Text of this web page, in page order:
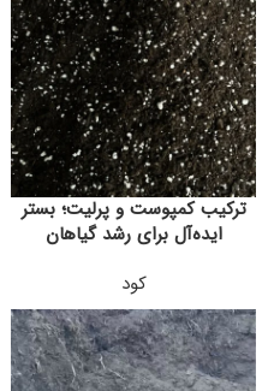
ترکیب کمپوست و پرلیت؛ بستر
ایده‌آل برای رشد گیاهان
کود